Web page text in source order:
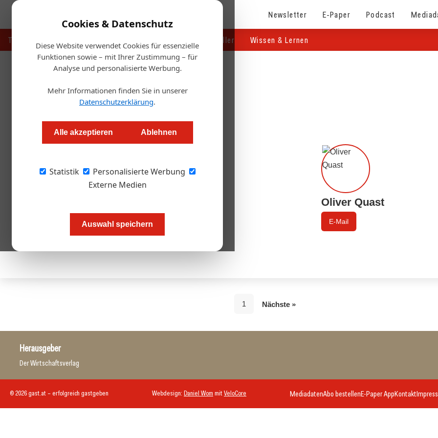
Cookies & Datenschutz
Diese Website verwendet Cookies für essenzielle
Funktionen sowie – mit Ihrer Zustimmung – für
Analyse und personalisierte Werbung.
Mehr Informationen finden Sie in unserer
Datenschutzerklärung.
Alle akzeptieren Ablehnen
Statistik
Personalisierte Werbung
Externe Medien
Auswahl speichern
Newsletter E-Paper Podcast
Touristik Handel & Hersteller Wissen & Lernen
Oliver Quast
E-Mail
1 Nächste »
Herausgeber
Der Wirtschaftsverlag
© 2026 gast.at – erfolgreich gastgeben Webdesign: Daniel Wom mitVeloCore MediadatenAbo bestellenE-Paper AppKontakt